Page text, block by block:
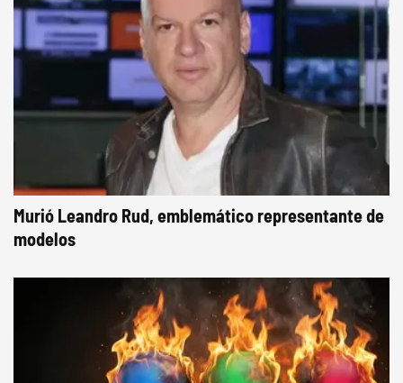
Murió Leandro Rud, emblemático representante de
modelos